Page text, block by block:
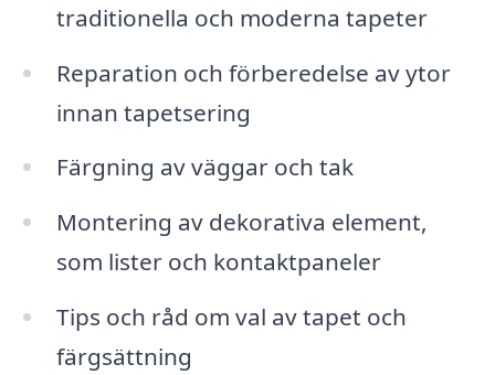
traditionella och moderna tapeter
Reparation och förberedelse av ytor
innan tapetsering
Färgning av väggar och tak
Montering av dekorativa element,
som lister och kontaktpaneler
Tips och råd om val av tapet och
färgsättning